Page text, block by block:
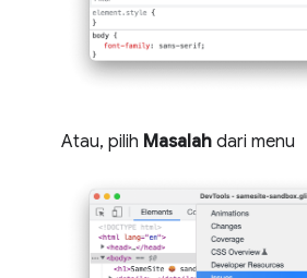
Atau, pilih Masalah dari menu